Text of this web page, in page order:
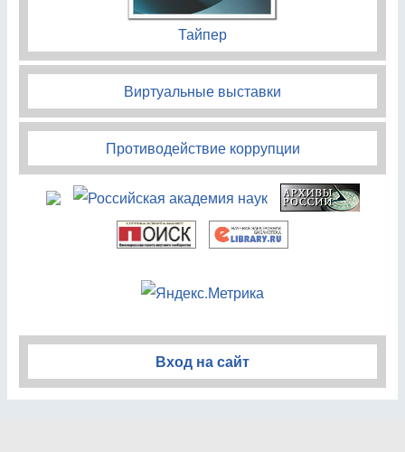
Тайпер
Виртуальные выставки
Противодействие коррупции
Вход на сайт